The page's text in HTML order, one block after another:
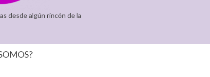
desde algún rincón de la